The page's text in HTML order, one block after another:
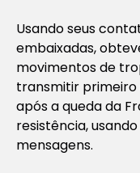
Usando seus
embaixadas,
movimentos de
transmitir primeiro
após a queda da
resistência,
mensagens.